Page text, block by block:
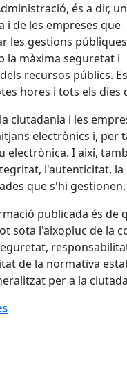
és a dir,
i de les empreses que
les gestions
la màxima seguretat i
recursos públics. Es
hores i tots els dies
ciutadania i les
electrònics i, per
electrònica. I així,
l'autenticitat, la
que s'hi gestionen.
publicada és de
sota l'aixopluc de la
de la normativa
per a la